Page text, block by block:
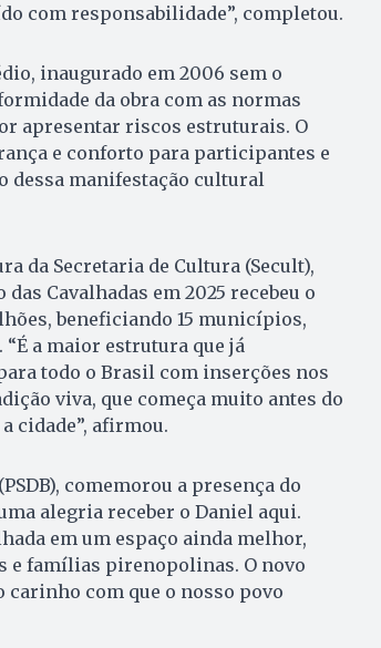
com responsabilidade”, completou.
inaugurado em 2006 sem o
da obra com as normas
apresentar riscos estruturais. O
e conforto para participantes e
dessa manifestação cultural
da Secretaria de Cultura (Secult),
Cavalhadas em 2025 recebeu o
beneficiando 15 municípios,
a maior estrutura que já
todo o Brasil com inserções nos
viva, que começa muito antes do
cidade”, afirmou.
comemorou a presença do
alegria receber o Daniel aqui.
em um espaço ainda melhor,
e famílias pirenopolinas. O novo
com que o nosso povo